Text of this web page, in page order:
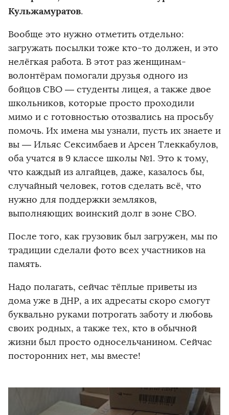
Кульжамуратов.
Вообще это нужно отметить отдельно:
загружать посылки тоже кто-то должен, и это
нелёгкая работа. В этот раз женщинам-
волонтёрам помогали друзья одного из
бойцов СВО — студенты лицея, а также двое
школьников, которые просто проходили
мимо и с готовностью отозвались на просьбу
помочь. Их имена мы узнали, пусть их знаете и
вы — Ильяс Сексимбаев и Арсен Тлеккабулов,
оба учатся в 9 классе школы №1. Это к тому,
что каждый из алгайцев, даже, казалось бы,
случайный человек, готов сделать всё, что
нужно для поддержки земляков,
выполняющих воинский долг в зоне СВО.
После того, как грузовик был загружен, мы по
традиции сделали фото всех участников на
память.
Надо полагать, сейчас тёплые приветы из
дома уже в ДНР, а их адресаты скоро смогут
буквально руками потрогать заботу и любовь
своих родных, а также тех, кто в обычной
жизни был просто односельчанином. Сейчас
посторонних нет, мы вместе!